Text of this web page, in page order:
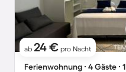
ab 24 € pro Nacht
Ferienwohnung ∙ 4 Gäste ∙